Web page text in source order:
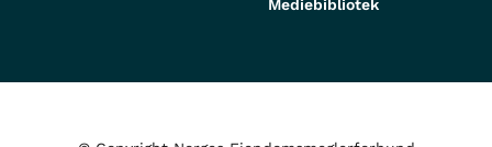
Mediebibliotek